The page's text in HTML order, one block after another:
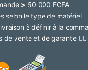
> 50 000 FCFA
selon le type de matériel
à définir à la
vente et de garantie 👉🏽